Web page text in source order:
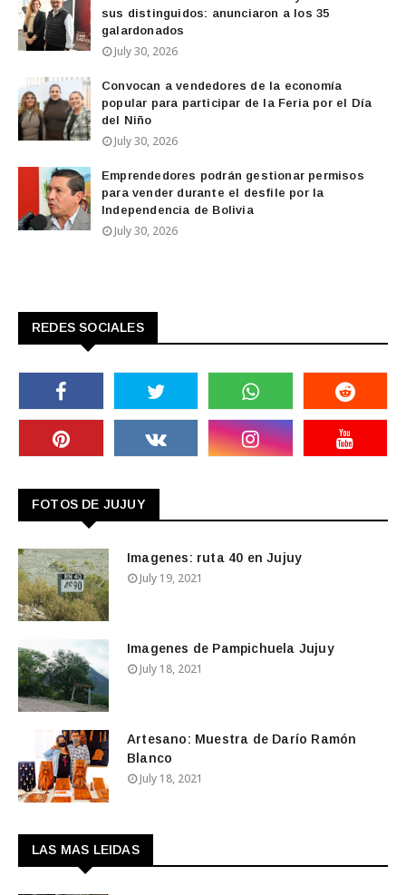
sus distinguidos: anunciaron a los 35
galardonados
July 30, 2026
Convocan a vendedores de la economía
popular para participar de la Feria por el Día
del Niño
July 30, 2026
Emprendedores podrán gestionar permisos
para vender durante el desfile por la
Independencia de Bolivia
July 30, 2026
REDES SOCIALES
FOTOS DE JUJUY
Imagenes: ruta 40 en Jujuy
July 19, 2021
Imagenes de Pampichuela Jujuy
July 18, 2021
Artesano: Muestra de Darío Ramón
Blanco
July 18, 2021
LAS MAS LEIDAS